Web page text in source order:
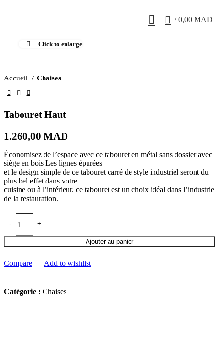
/ 0,00 MAD
Click to enlarge
Accueil Chaises
Tabouret Haut
1.260,00 MAD
Économisez de l’espace avec ce tabouret en métal sans dossier avec
siège en bois Les lignes épurées
et le design simple de ce tabouret carré de style industriel seront du
plus bel effet dans votre
cuisine ou à l’intérieur. ce tabouret est un choix idéal dans l’industrie
de la restauration.
Ajouter au panier
Compare Add to wishlist
Catégorie : Chaises